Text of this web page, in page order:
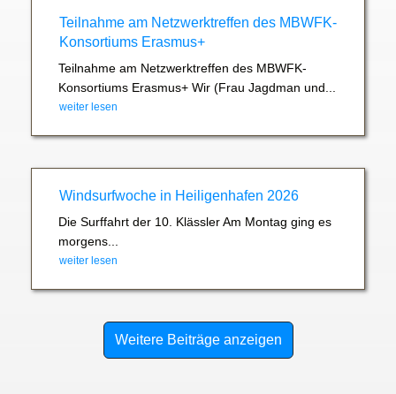
Teilnahme am Netzwerktreffen des MBWFK-
Konsortiums Erasmus+
Teilnahme am Netzwerktreffen des MBWFK-
Konsortiums Erasmus+ Wir (Frau Jagdman und...
weiter lesen
Windsurfwoche in Heiligenhafen 2026
Die Surffahrt der 10. Klässler Am Montag ging es
morgens...
weiter lesen
Weitere Beiträge anzeigen